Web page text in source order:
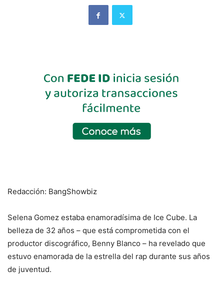
Redacción: BangShowbiz
Selena Gomez estaba enamoradísima de Ice Cube. La
belleza de 32 años – que está comprometida con el
productor discográfico, Benny Blanco – ha revelado que
estuvo enamorada de la estrella del rap durante sus años
de juventud.